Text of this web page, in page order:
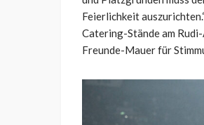
Feierlichkeit
Catering-Stände am
Freunde-Mauer für